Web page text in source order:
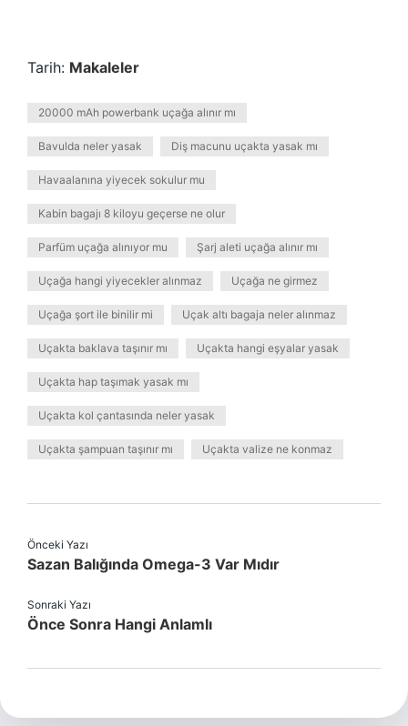
Tarih: Makaleler
20000 mAh powerbank uçağa alınır mı
Bavulda neler yasak Diş macunu uçakta yasak mı
Havaalanına yiyecek sokulur mu
Kabin bagajı 8 kiloyu geçerse ne olur
Parfüm uçağa alınıyor mu Şarj aleti uçağa alınır mı
Uçağa hangi yiyecekler alınmaz Uçağa ne girmez
Uçağa şort ile binilir mi Uçak altı bagaja neler alınmaz
Uçakta baklava taşınır mı Uçakta hangi eşyalar yasak
Uçakta hap taşımak yasak mı
Uçakta kol çantasında neler yasak
Uçakta şampuan taşınır mı Uçakta valize ne konmaz
Önceki Yazı
Sazan Balığında Omega-3 Var Mıdır
Sonraki Yazı
Önce Sonra Hangi Anlamlı